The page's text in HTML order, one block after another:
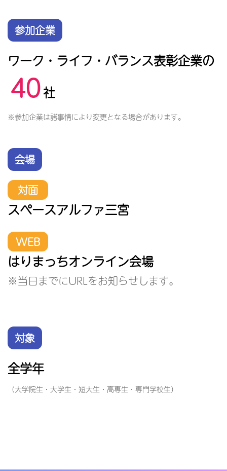
参加企業
ワーク・ライフ・バランス表彰企業の
40社
※参加企業は諸事情により変更となる場合があります。
会場
対面
スペースアルファ三宮
WEB
はりまっちオンライン会場
※当日までにURLをお知らせします。
対象
全学年
（大学院生・大学生・短大生・高専生・専門学校生）